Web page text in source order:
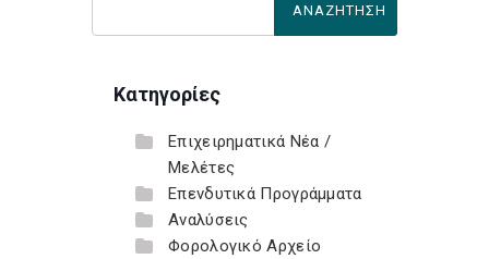
Κατηγορίες
Επιχειρηματικά Νέα /
Μελέτες
Επενδυτικά Προγράμματα
Αναλύσεις
Φορολογικό Αρχείο